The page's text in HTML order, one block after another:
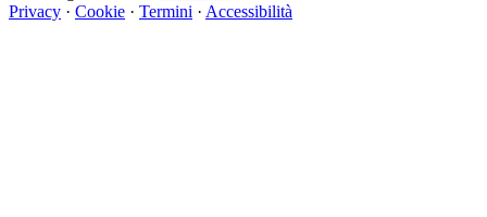
Privacy · Cookie · Termini · Accessibilità